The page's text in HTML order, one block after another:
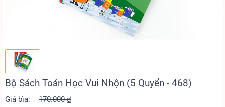
Bộ Sách Toán Học Vui Nhộn (5 Quyển - 468)
Giá bìa:
170.000 ₫